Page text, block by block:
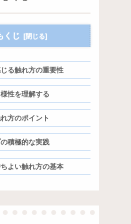
くじ
る触れ方の重要性
性を理解する
方のポイント
積極的な実践
よい触れ方の基本